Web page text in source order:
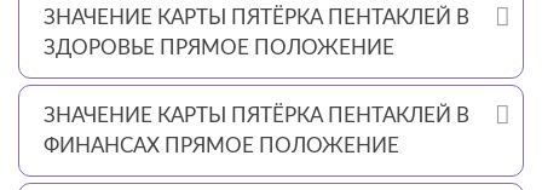
ЗНАЧЕНИЕ КАРТЫ ПЯТЁРКА ПЕНТАКЛЕЙ В
ЗДОРОВЬЕ ПРЯМОЕ ПОЛОЖЕНИЕ
ЗНАЧЕНИЕ КАРТЫ ПЯТЁРКА ПЕНТАКЛЕЙ В
ФИНАНСАХ ПРЯМОЕ ПОЛОЖЕНИЕ